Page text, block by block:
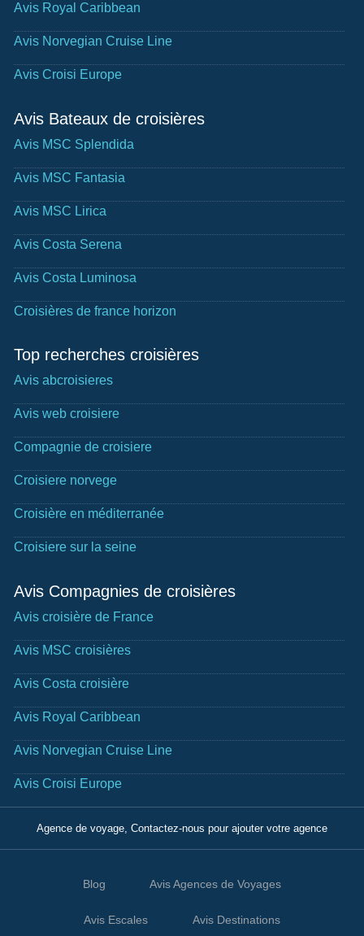
Avis Royal Caribbean
Avis Norvegian Cruise Line
Avis Croisi Europe
Avis Bateaux de croisières
Avis MSC Splendida
Avis MSC Fantasia
Avis MSC Lirica
Avis Costa Serena
Avis Costa Luminosa
Croisières de france horizon
Top recherches croisières
Avis abcroisieres
Avis web croisiere
Compagnie de croisiere
Croisiere norvege
Croisière en méditerranée
Croisiere sur la seine
Avis Compagnies de croisières
Avis croisière de France
Avis MSC croisières
Avis Costa croisière
Avis Royal Caribbean
Avis Norvegian Cruise Line
Avis Croisi Europe
Agence de voyage, Contactez-nous pour ajouter votre agence
Blog Avis Agences de Voyages
Avis Escales Avis Destinations